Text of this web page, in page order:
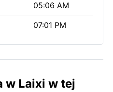
05:06 AM
07:01 PM
w Laixi w tej